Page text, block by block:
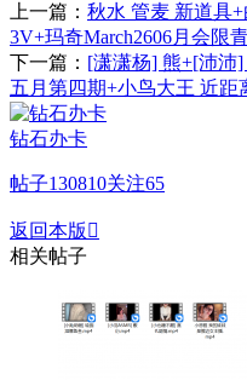
上一篇： 秋水 管麦 新道具
3V+玛奇March2606月会限
下一篇： [潇潇杨] 熊+[沛沛
五月第四期+小鸟大王 近距
钻石办卡
帖子130810关注65
返回本版 
相关帖子